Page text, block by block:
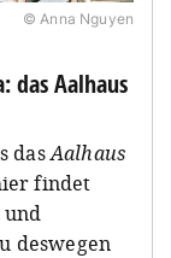
© Anna Nguyen
das Aalhaus
dasAalhaus
findet
und
deswegen